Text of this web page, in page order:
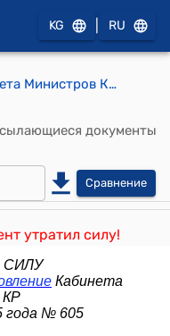
KG RU
Постановление Кабинета Министров КР от 13 сентября 2023 года № 462 "О внесении изменений в постановление Кабинета Министров Кыргызской Республики "Об утверждении Порядка предоставления поручительства субъектам национальной экономики" от 20 июня 2022 года № 326"
документы
Сравнение
утратил силу!